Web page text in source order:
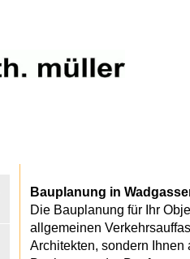
Bauplanung in
Die Bauplanung für Ihr
allgemeinen
Architekten, sondern Ihnen